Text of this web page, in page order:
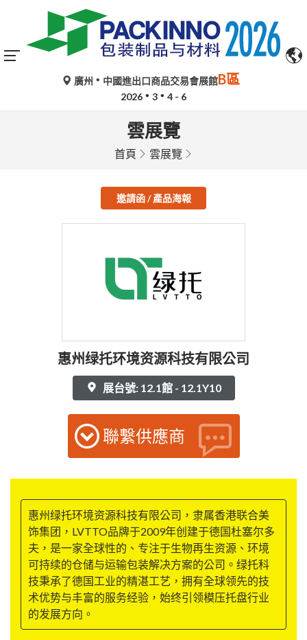
廣州 中國進出口商品交易會展館B區
2026 3 4 - 6
雲展覽
首頁 雲展覽
邀請函 / 產品海報
惠州绿托环境资源科技有限公司
展台號: 12.1館 - 12.1Y10
聯繫供應商
惠州绿托环境资源科技有限公司，隶属香港联合美
饰集团，LVTTO品牌于2009年创建于德国杜塞尔多
夫，是一家全球性的、专注于生物再生资源、环境
可持续的仓储与运输包装解决方案的公司。绿托科
技秉承了德国工业的精湛工艺，拥有全球领先的技
术优势与丰富的服务经验，始终引领模压托盘行业
的发展方向。